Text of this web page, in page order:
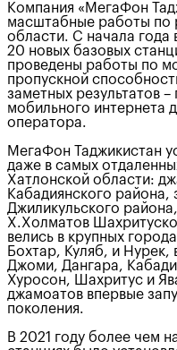
Компания «МегаФон
масштабные работы по
области. С начала года
20 новых базовых
проведены работы по
пропускной
заметных результатов
мобильного интернета
оператора.
МегаФон Таджикистан
даже в самых
Хатлонской области:
Кабадиянского района,
Джиликульского
Х.Холматов
велись в крупных
Бохтар, Куляб, и
Джоми, Дангара,
Хуросон, Шахритус и
джамоатов впервые
поколения.
В 2021 году более чем